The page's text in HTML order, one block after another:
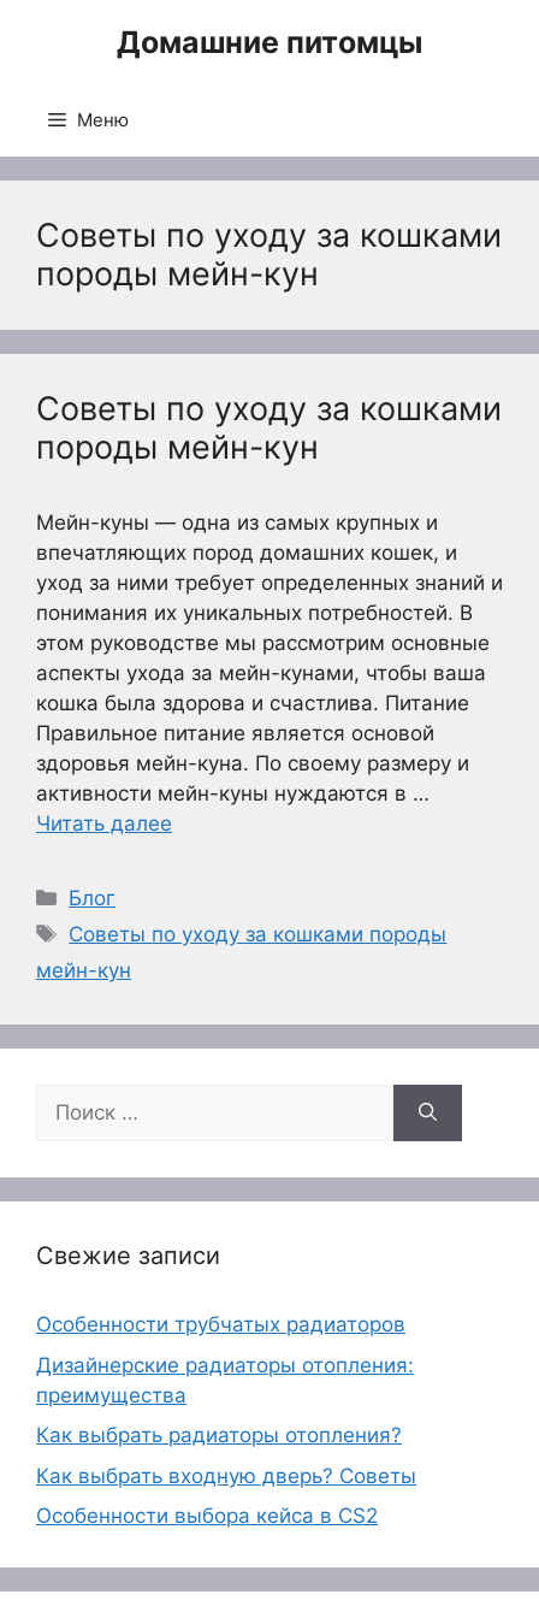
Домашние питомцы
Меню
Советы по уходу за кошками
породы мейн-кун
Советы по уходу за кошками
породы мейн-кун
Мейн-куны — одна из самых крупных и
впечатляющих пород домашних кошек, и
уход за ними требует определенных знаний и
понимания их уникальных потребностей. В
этом руководстве мы рассмотрим основные
аспекты ухода за мейн-кунами, чтобы ваша
кошка была здорова и счастлива. Питание
Правильное питание является основой
здоровья мейн-куна. По своему размеру и
активности мейн-куны нуждаются в …
Читать далее
Рубрики
Блог
Метки
Советы по уходу за кошками породы
мейн-кун
Поиск:
Свежие записи
Особенности трубчатых радиаторов
Дизайнерские радиаторы отопления:
преимущества
Как выбрать радиаторы отопления?
Как выбрать входную дверь? Советы
Особенности выбора кейса в CS2